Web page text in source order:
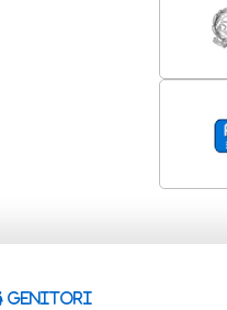
GENITORI